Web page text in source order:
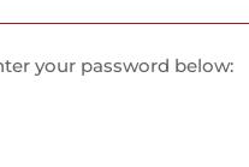
your password below: